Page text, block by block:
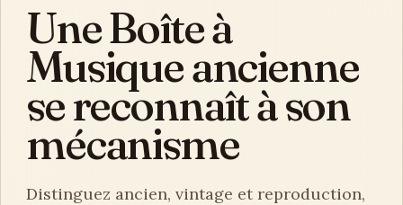
Une Boîte à
Musique ancienne
se reconnaît à son
mécanisme
Distinguez ancien, vintage et reproduction,